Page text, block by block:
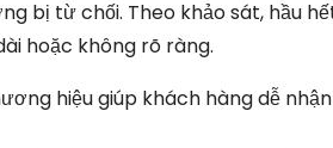
bị từ chối. Theo khảo sát, hầu
hoặc không rõ ràng.
hiệu giúp khách hàng dễ